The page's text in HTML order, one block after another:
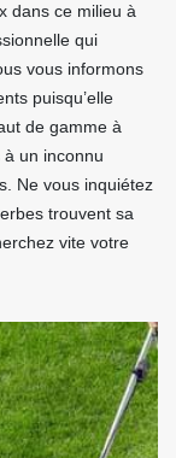
dans ce milieu à
qui
vous informons
puisqu’elle
de gamme à
un inconnu
Ne vous inquiétez
trouvent sa
vite votre